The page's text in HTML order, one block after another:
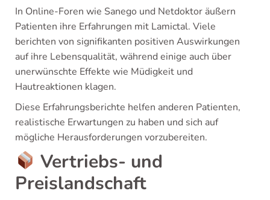
In Online-Foren wie Sanego und Netdoktor äußern
Patienten ihre Erfahrungen mit Lamictal. Viele
berichten von signifikanten positiven Auswirkungen
auf ihre Lebensqualität, während einige auch über
unerwünschte Effekte wie Müdigkeit und
Hautreaktionen klagen.
Diese Erfahrungsberichte helfen anderen Patienten,
realistische Erwartungen zu haben und sich auf
mögliche Herausforderungen vorzubereiten.
Vertriebs- und
Preislandschaft